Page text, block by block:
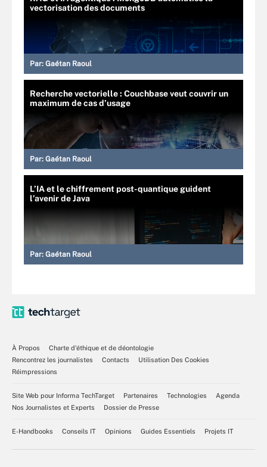
vectorisation des documents
Par: Gaétan Raoul
Recherche vectorielle : Couchbase veut couvrir un
maximum de cas d’usage
Par: Gaétan Raoul
L’IA et le chiffrement post-quantique guident
l’avenir de Java
Par: Gaétan Raoul
À Propos
Charte d’éthique et de déontologie
Rencontrez les journalistes
Contacts
Utilisation Des Cookies
Réimpressions
Site Web pour Informa TechTarget Partenaires Technologies
Agenda
Nos Journalistes et Experts
Dossier de Presse
E-Handbooks Conseils IT Opinions Guides Essentiels Projets IT